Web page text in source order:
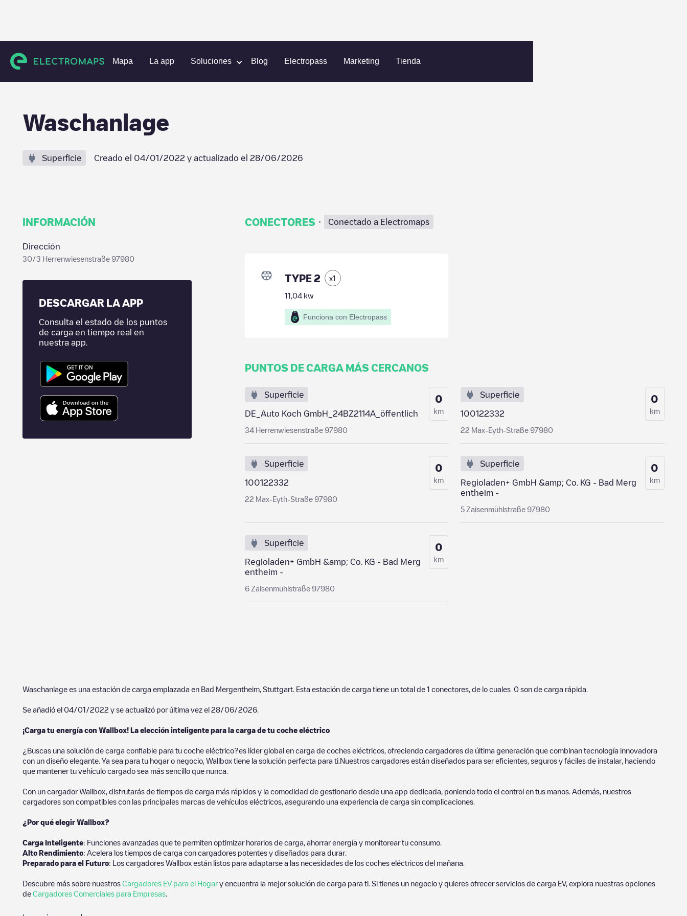
Mapa La app Soluciones Blog Electropass Marketing Tienda
Estaciones de carga Alemania Stuttgart Bad Mergentheim Waschanlage
Waschanlage
Superficie Creado el 04/01/2022 y actualizado el 28/06/2026
INFORMACIÓN
Dirección
30/3 Herrenwiesenstraße 97980
DESCARGAR LA APP
Consulta el estado de los puntos
de carga en tiempo real en
nuestra app.
CONECTORES · Conectado a Electromaps
TYPE 2 x1
11,04kw
Funciona con Electropass
PUNTOS DE CARGA MÁS CERCANOS
Superficie
DE_Auto Koch GmbH_24BZ2114A_öffentlich
34 Herrenwiesenstraße 97980
0
km
Superficie
100122332
22 Max-Eyth-Straße 97980
0
km
Superficie
100122332
22 Max-Eyth-Straße 97980
0
km
Superficie
Regioladen+ GmbH &amp; Co. KG - Bad Merg
entheim -
5 Zaisenmühlstraße 97980
0
km
Superficie
Regioladen+ GmbH &amp; Co. KG - Bad Merg
entheim -
6 Zaisenmühlstraße 97980
0
km
Waschanlage es una estación de carga emplazada en Bad Mergentheim Stuttgart . Esta estación de carga tiene un total de 1 conectores, de lo cuales 0 son de carga rápida.
Se añadió el 04/01/2022 y se actualizó por última vez el 28/06/2026
¡Carga tu energía con Wallbox! La elección inteligente para la carga de tu coche eléctrico
¿Buscas una solución de carga confiable para tu coche eléctrico?es líder global en carga de coches eléctricos, ofreciendo cargadores de última generación que combinan tecnología innovadora
con un diseño elegante. Ya sea para tu hogar o negocio, Wallbox tiene la solución perfecta para ti.Nuestros cargadores están diseñados para ser eficientes, seguros y fáciles de instalar, haciendo
que mantener tu vehículo cargado sea más sencillo que nunca.
Con un cargador Wallbox, disfrutarás de tiempos de carga más rápidos y la comodidad de gestionarlo desde una app dedicada, poniendo todo el control en tus manos. Además, nuestros
cargadores son compatibles con las principales marcas de vehículos eléctricos, asegurando una experiencia de carga sin complicaciones.
¿Por qué elegir Wallbox?
Carga Inteligente: Funciones avanzadas que te permiten optimizar horarios de carga, ahorrar energía y monitorear tu consumo.
Alto Rendimiento: Acelera los tiempos de carga con cargadores potentes y diseñados para durar.
Preparado para el Futuro: Los cargadores Wallbox están listos para adaptarse a las necesidades de los coches eléctricos del mañana.
Descubre más sobre nuestros Cargadores EV para el Hogary encuentra la mejor solución de carga para ti. Si tienes un negocio y quieres ofrecer servicios de carga EV, explora nuestras opciones
de Cargadores Comerciales para Empresas